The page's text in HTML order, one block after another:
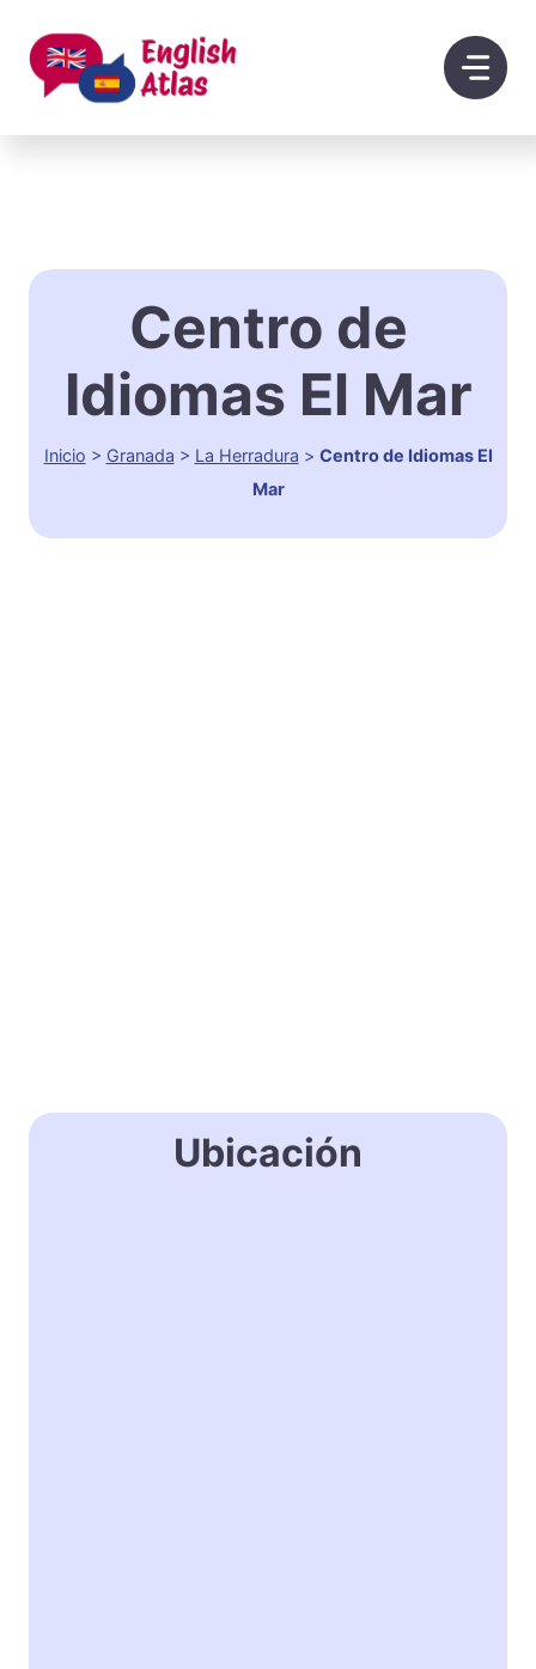
contenido
Centro de
Idiomas El Mar
Inicio > Granada > La Herradura > Centro de Idiomas El
Mar
Ubicación